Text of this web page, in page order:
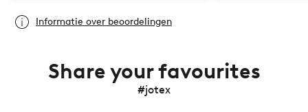
Informatie over beoordelingen
Share your favourites
#jotex